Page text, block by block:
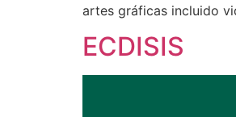
artes gráficas incluido
ECDISIS